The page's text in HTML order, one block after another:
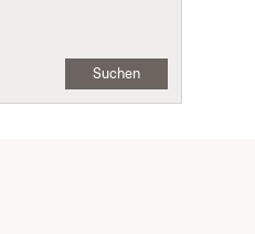
Suchen